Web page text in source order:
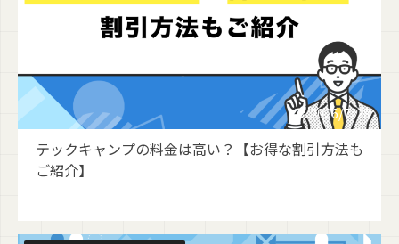
2026/7/28
テックキャンプの料金は高い？【お得な割引方法も
ご紹介】